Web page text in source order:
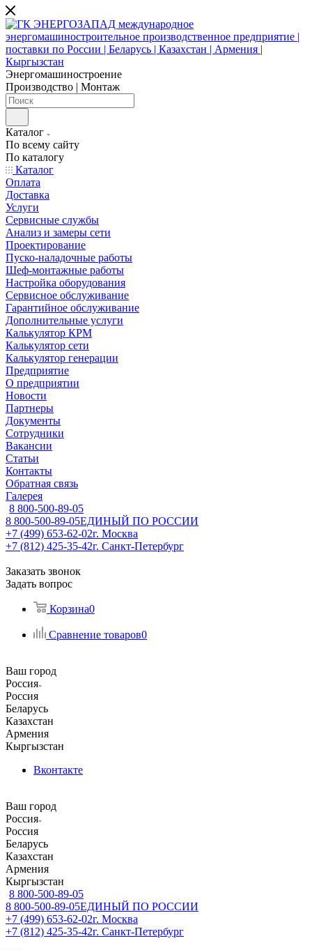
Энергомашиностроение
Производство | Монтаж
Каталог
По всему сайту
По каталогу
Каталог
Оплата
Доставка
Услуги
Сервисные службы
Анализ и замеры сети
Проектирование
Пуско-наладочные работы
Шеф-монтажные работы
Настройка оборудования
Сервисное обслуживание
Гарантийное обслуживание
Дополнительные услуги
Калькулятор КРМ
Калькулятор сети
Калькулятор генерации
Предприятие
О предприятии
Новости
Партнеры
Документы
Сотрудники
Вакансии
Статьи
Контакты
Обратная связь
Галерея
8 800-500-89-05
8 800-500-89-05ЕДИНЫЙ ПО РОССИИ
+7 (499) 653-62-02г. Москва
+7 (812) 425-35-42г. Санкт-Петербург
Заказать звонок
Задать вопрос
Корзина0
Сравнение товаров0
Ваш город
Россия
Россия
Беларусь
Казахстан
Армения
Кыргызстан
Вконтакте
Ваш город
Россия
Россия
Беларусь
Казахстан
Армения
Кыргызстан
8 800-500-89-05
8 800-500-89-05ЕДИНЫЙ ПО РОССИИ
+7 (499) 653-62-02г. Москва
+7 (812) 425-35-42г. Санкт-Петербург